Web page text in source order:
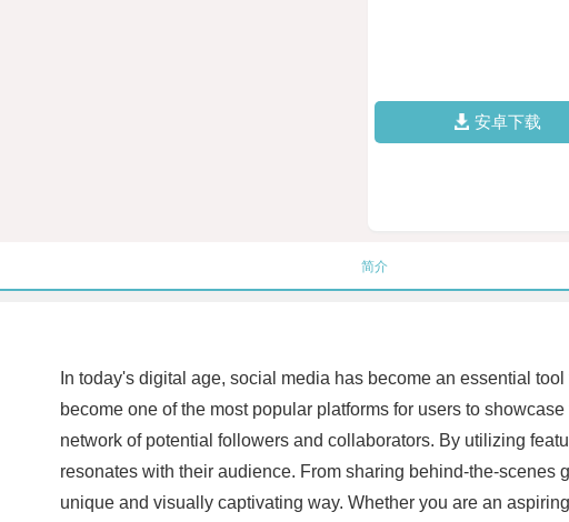
安卓下载
简介
In today's digital age, social media has become an essential
become one of the most popular platforms for users to
network of potential followers and collaborators. By utilizing
resonates with their audience. From sharing behind-the-
unique and visually captivating way. Whether you are an